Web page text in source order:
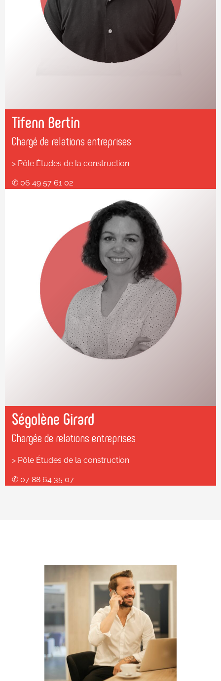
Tifenn Bertin
Chargé de relations entreprises
> Pôle Études de la construction
✆ 06 49 57 61 02
Ségolène Girard
Chargée de relations entreprises
> Pôle Études de la construction
✆ 07 88 64 35 07